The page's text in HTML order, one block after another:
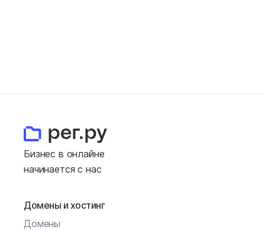
Бизнес в онлайне
начинается с нас
Домены и хостинг
Домены